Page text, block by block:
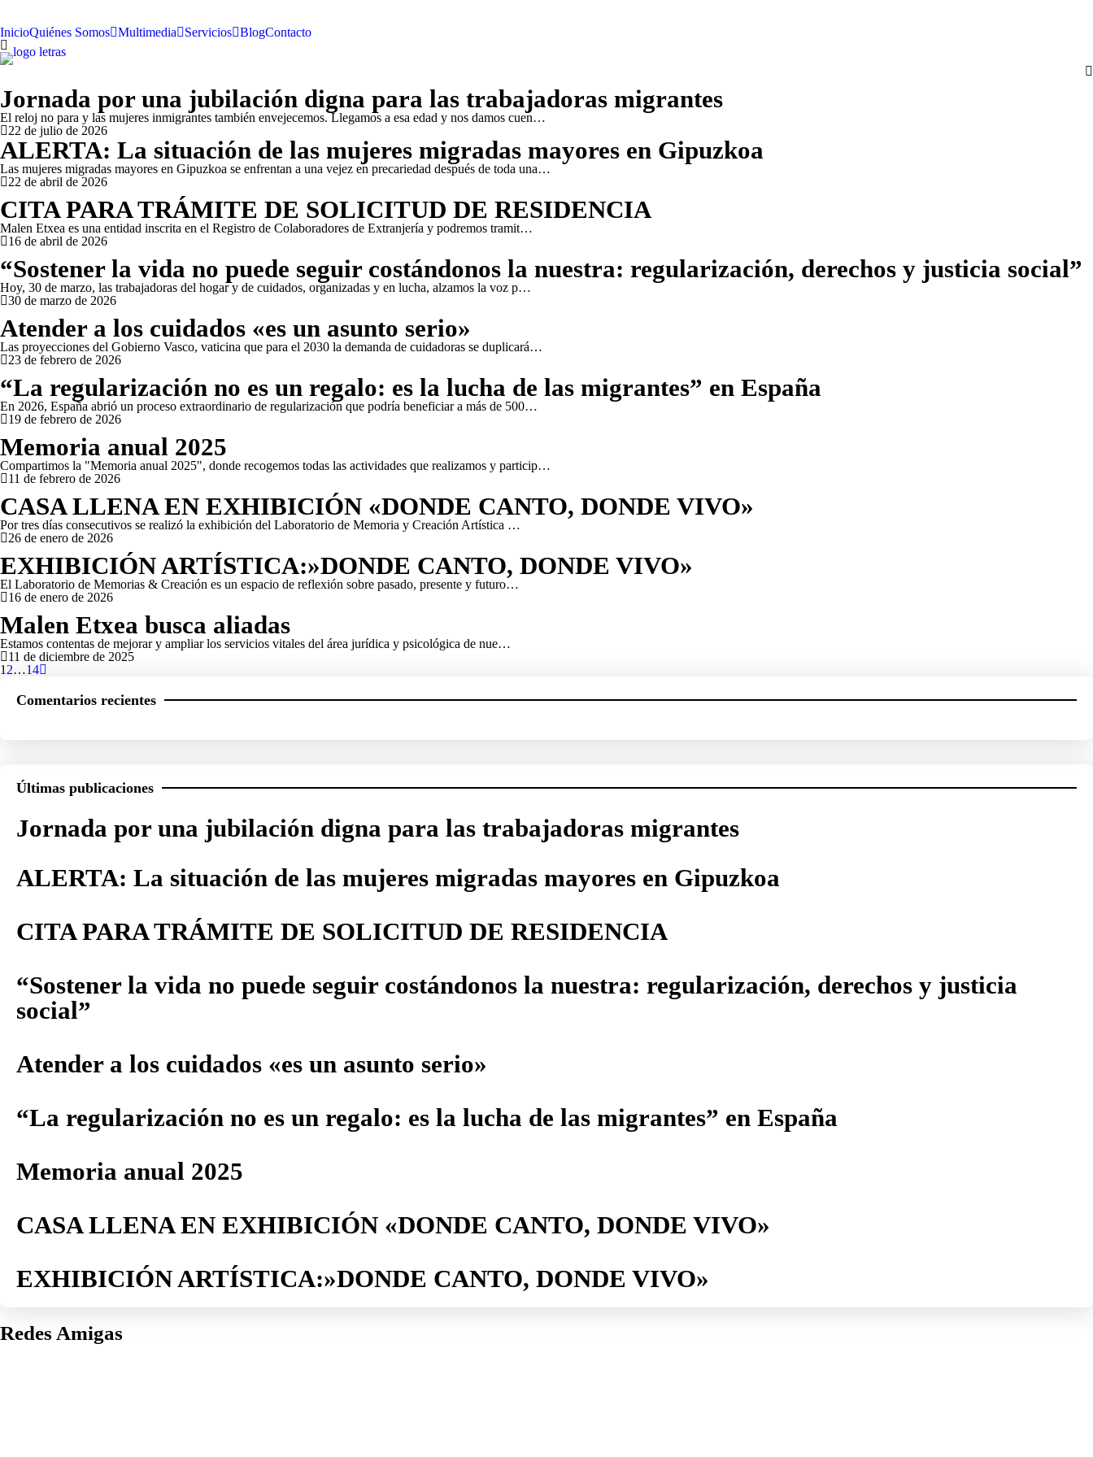
InicioQuiénes Somos Multimedia Servicios BlogContacto
Jornada por una jubilación digna para las trabajadoras migrantes
El reloj no para y las mujeres inmigrantes también envejecemos. Llegamos a esa edad y nos damos cuen…
22 de julio de 2026
ALERTA: La situación de las mujeres migradas mayores en Gipuzkoa
Las mujeres migradas mayores en Gipuzkoa se enfrentan a una vejez en precariedad después de toda una…
22 de abril de 2026
CITA PARA TRÁMITE DE SOLICITUD DE RESIDENCIA
Malen Etxea es una entidad inscrita en el Registro de Colaboradores de Extranjería y podremos tramit…
16 de abril de 2026
“Sostener la vida no puede seguir costándonos la nuestra: regularización, derechos y justicia social”
Hoy, 30 de marzo, las trabajadoras del hogar y de cuidados, organizadas y en lucha, alzamos la voz p…
30 de marzo de 2026
Atender a los cuidados «es un asunto serio»
Las proyecciones del Gobierno Vasco, vaticina que para el 2030 la demanda de cuidadoras se duplicará…
23 de febrero de 2026
“La regularización no es un regalo: es la lucha de las migrantes” en España
En 2026, España abrió un proceso extraordinario de regularización que podría beneficiar a más de 500…
19 de febrero de 2026
Memoria anual 2025
Compartimos la "Memoria anual 2025", donde recogemos todas las actividades que realizamos y particip…
11 de febrero de 2026
CASA LLENA EN EXHIBICIÓN «DONDE CANTO, DONDE VIVO»
Por tres días consecutivos se realizó la exhibición del Laboratorio de Memoria y Creación Artística …
26 de enero de 2026
EXHIBICIÓN ARTÍSTICA:»DONDE CANTO, DONDE VIVO»
El Laboratorio de Memorias & Creación es un espacio de reflexión sobre pasado, presente y futuro…
16 de enero de 2026
Malen Etxea busca aliadas
Estamos contentas de mejorar y ampliar los servicios vitales del área jurídica y psicológica de nue…
11 de diciembre de 2025
12…14
Comentarios recientes
Últimas publicaciones
Jornada por una jubilación digna para las trabajadoras migrantes
ALERTA: La situación de las mujeres migradas mayores en Gipuzkoa
CITA PARA TRÁMITE DE SOLICITUD DE RESIDENCIA
“Sostener la vida no puede seguir costándonos la nuestra: regularización, derechos y justicia
social”
Atender a los cuidados «es un asunto serio»
“La regularización no es un regalo: es la lucha de las migrantes” en España
Memoria anual 2025
CASA LLENA EN EXHIBICIÓN «DONDE CANTO, DONDE VIVO»
EXHIBICIÓN ARTÍSTICA:»DONDE CANTO, DONDE VIVO»
Redes Amigas